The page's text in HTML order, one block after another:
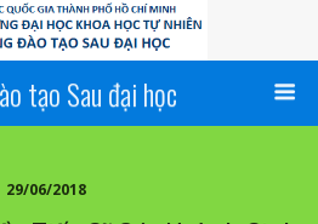
tạo Sau đại học
29/06/2018